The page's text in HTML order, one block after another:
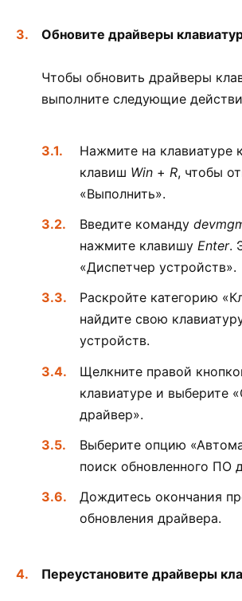
Обновите драйверы
Чтобы обновить драйверы
выполните следующие
Нажмите на клавиатуре
клавиш Win + R, чтобы
«Выполнить».
Введите команду
нажмите клавишу Enter.
«Диспетчер устройств».
Раскройте категорию
найдите свою
устройств.
Щелкните правой
клавиатуре и выберите
драйвер».
Выберите опцию
поиск обновленного ПО
Дождитесь окончания
обновления драйвера.
Переустановите драйверы